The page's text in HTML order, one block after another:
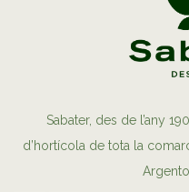
Sabater, des de l’any
d’hortícola de tota la